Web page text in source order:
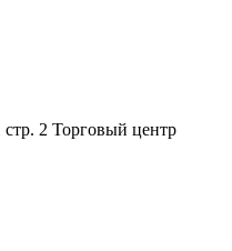
2 Торговый центр